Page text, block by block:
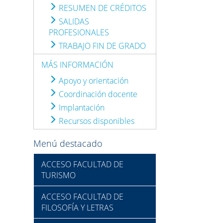
RESUMEN DE CRÉDITOS
SALIDAS
PROFESIONALES
TRABAJO FIN DE GRADO
MÁS INFORMACIÓN
Apoyo y orientación
Coordinación docente
Implantación
Recursos disponibles
Menú destacado
ACCESO FACULTAD DE
TURISMO
ACCESO FACULTAD DE
FILOSOFÍA Y LETRAS